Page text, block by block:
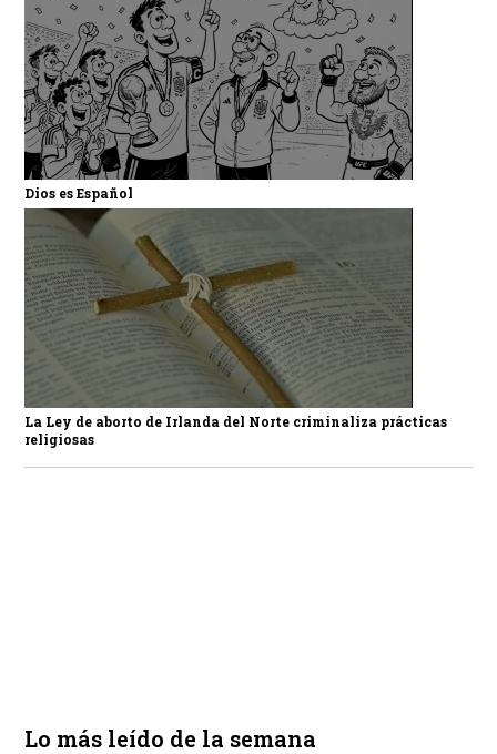
Dios es Español
La Ley de aborto de Irlanda del Norte criminaliza prácticas
religiosas
Lo más leído de la semana